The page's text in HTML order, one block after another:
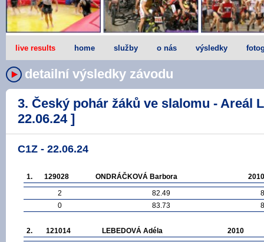
live results home služby o nás výsledky
detailní výsledky závodu
3. Český pohár žáků ve slalomu - Areál
22.06.24 ]
C1Z - 22.06.24
1. 129028 ONDRÁČKOVÁ Barbora
2010
2
82.49
0
83.73
2. 121014 LEBEDOVÁ Adéla
2010